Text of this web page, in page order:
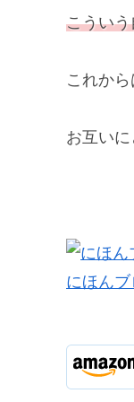
こうい
これから
お互いに
にほん